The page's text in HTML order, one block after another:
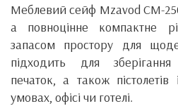
Меблевий сейф Mzavod СМ-
а повноцінне компактне
запасом простору для
підходить для
печаток, а також
умовах, офісі чи готелі.